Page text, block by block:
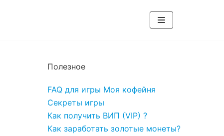
Полезное
FAQ для игры Моя кофейня
Секреты игры
Как получить ВИП (VIP) ?
Как заработать золотые монеты?